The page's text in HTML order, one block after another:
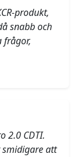
produkt,
snabb och
frågor,
2.0 CDTI.
smidigare att